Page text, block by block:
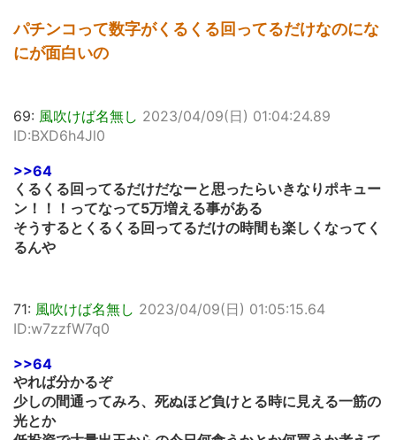
パチンコって数字がくるくる回ってるだけなのにな
にが面白いの
69: 風吹けば名無し 2023/04/09(日) 01:04:24.89
ID:BXD6h4Jl0
>>64
くるくる回ってるだけだなーと思ったらいきなりポキュー
ン！！！ってなって5万増える事がある
そうするとくるくる回ってるだけの時間も楽しくなってく
るんや
71: 風吹けば名無し 2023/04/09(日) 01:05:15.64
ID:w7zzfW7q0
>>64
やれば分かるぞ
少しの間通ってみろ、死ぬほど負けとる時に見える一筋の
光とか